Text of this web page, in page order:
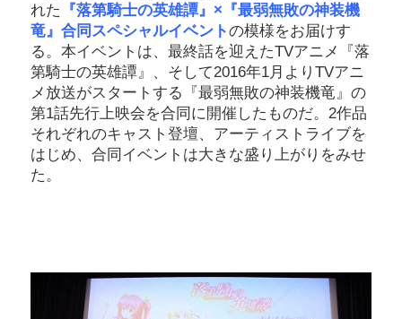
れた
『落第騎士の英雄譚』×『最弱無敗の神装機
竜』合同スペシャルイベントの模様をお届けす
る。本イベントは、最終話を迎えたTVアニメ『落
第騎士の英雄譚』、そして2016年1月よりTVアニ
メ放送がスタートする『最弱無敗の神装機竜』の
第1話先行上映会を合同に開催したものだ。2作品
それぞれのキャスト登壇、アーティストライブを
はじめ、合同イベントは大きな盛り上がりをみせ
た。